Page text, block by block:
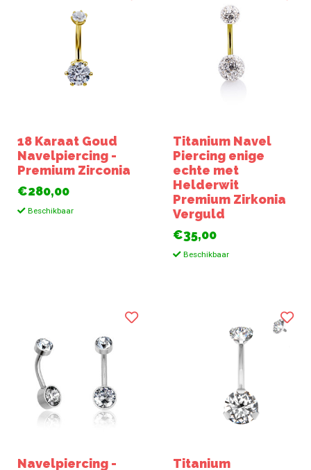
18 Karaat Goud
Navelpiercing -
Premium Zirconia
€280,00
Beschikbaar
Titanium Navel
Piercing enige
echte met
Helderwit
Premium Zirkonia
Verguld
€35,00
Beschikbaar
Navelpiercing - Titanium